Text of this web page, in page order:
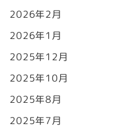
2026年2月
2026年1月
2025年12月
2025年10月
2025年8月
2025年7月